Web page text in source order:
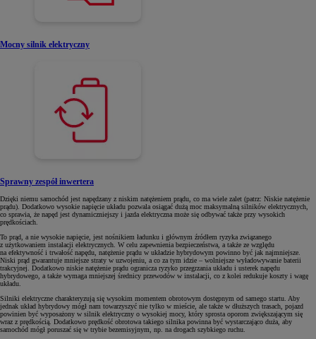
Mocny silnik elektryczny
Sprawny zespół inwertera
Dzięki niemu samochód jest napędzany z niskim natężeniem prądu, co ma wiele zalet (patrz: Niskie natężenie
prądu). Dodatkowo wysokie napięcie układu pozwala osiągać dużą moc maksymalną silników elektrycznych,
co sprawia, że napęd jest dynamiczniejszy i jazda elektryczna może się odbywać także przy wysokich
prędkościach.
To prąd, a nie wysokie napięcie, jest nośnikiem ładunku i głównym źródłem ryzyka związanego
z użytkowaniem instalacji elektrycznych. W celu zapewnienia bezpieczeństwa, a także ze względu
na efektywność i trwałość napędu, natężenie prądu w układzie hybrydowym powinno być jak najmniejsze.
Niski prąd gwarantuje mniejsze straty w uzwojeniu, a co za tym idzie – wolniejsze wyładowywanie baterii
trakcyjnej. Dodatkowo niskie natężenie prądu ogranicza ryzyko przegrzania układu i usterek napędu
hybrydowego, a także wymaga mniejszej średnicy przewodów w instalacji, co z kolei redukuje koszty i wagę
układu.
Silniki elektryczne charakteryzują się wysokim momentem obrotowym dostępnym od samego startu. Aby
jednak układ hybrydowy mógł nam towarzyszyć nie tylko w mieście, ale także w dłuższych trasach, pojazd
powinien być wyposażony w silnik elektryczny o wysokiej mocy, który sprosta oporom zwiększającym się
wraz z prędkością. Dodatkowo prędkość obrotowa takiego silnika powinna być wystarczająco duża, aby
samochód mógł poruszać się w trybie bezemisyjnym, np. na drogach szybkiego ruchu.